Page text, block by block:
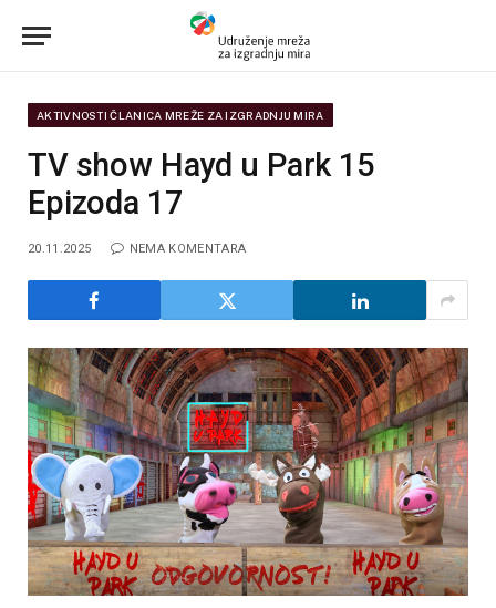
AKTIVNOSTI ČLANICA MREŽE ZA IZGRADNJU MIRA
TV show Hayd u Park 15
Epizoda 17
20.11.2025 NEMA KOMENTARA